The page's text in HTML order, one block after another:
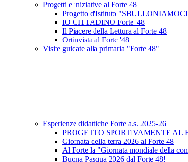
Progetti e iniziative al Forte 48
Progetto d'Istituto
IO CITTADINO Forte '48
Il Piacere della Lettura al Forte 48
Ortinvista al Forte '48
Visite guidate alla primaria "Forte 48"
Esperienze didattiche Forte a.s. 2025-26
PROGETTO SPORTIVAMENTE
Giornata della terra 2026 al Forte 48
Al Forte la "Giornata mondiale della
Buona Pasqua 2026 dal Forte 48!